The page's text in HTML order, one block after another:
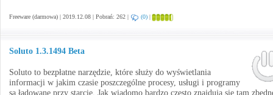
Freeware (darmowa) | 2019.12.08 | Pobrań: 262 | (0) |
Soluto 1.3.1494 Beta
Soluto to bezpłatne narzędzie, które służy do wyświetlania
informacji w jakim czasie poszczególne procesy, usługi i programy
są ładowane przy starcie. Jak wiadomo bardzo często znajdują się tam